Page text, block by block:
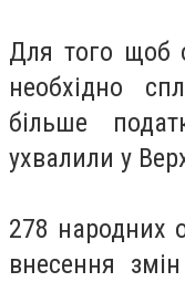
Для того щоб
необхідно
більше
ухвалили у
278 народних
внесення